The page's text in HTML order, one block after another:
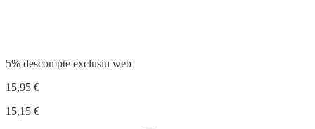
5% descompte exclusiu web
15,95 €
15,15 €